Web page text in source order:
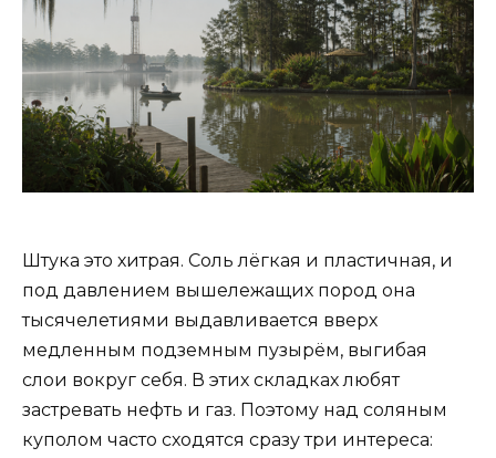
Штука это хитрая. Соль лёгкая и пластичная, и
под давлением вышележащих пород она
тысячелетиями выдавливается вверх
медленным подземным пузырём, выгибая
слои вокруг себя. В этих складках любят
застревать нефть и газ. Поэтому над соляным
куполом часто сходятся сразу три интереса: